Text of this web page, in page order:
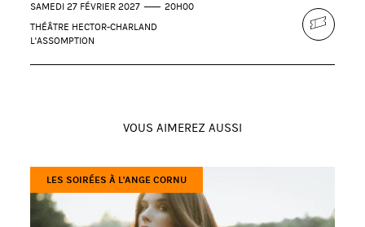
SAMEDI 27 FÉVRIER 2027
20H00
THÉÂTRE HECTOR-CHARLAND
L'ASSOMPTION
VOUS AIMEREZ AUSSI
LES SOIRÉES À L'ANGE CORNU